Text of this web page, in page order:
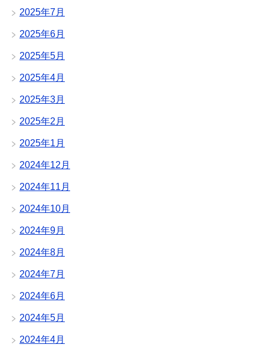
2025年7月
2025年6月
2025年5月
2025年4月
2025年3月
2025年2月
2025年1月
2024年12月
2024年11月
2024年10月
2024年9月
2024年8月
2024年7月
2024年6月
2024年5月
2024年4月